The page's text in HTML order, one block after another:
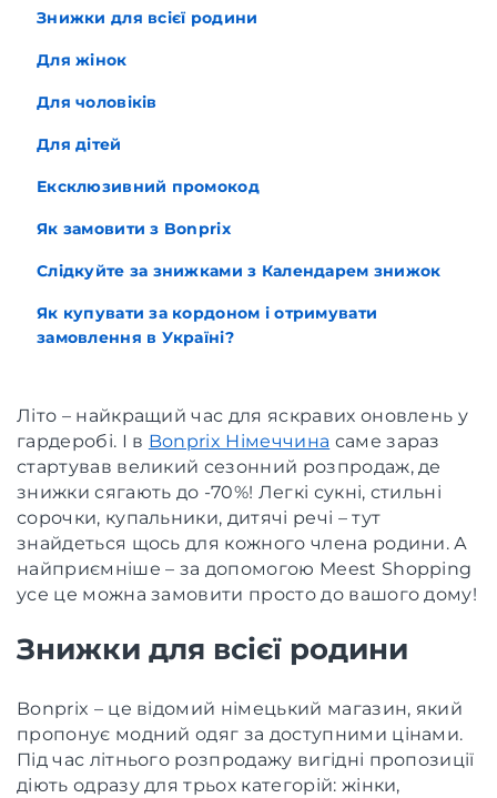
Знижки для всієї родини
Для жінок
Для чоловіків
Для дітей
Ексклюзивний промокод
Як замовити з Bonprix
Слідкуйте за знижками з Календарем знижок
Як купувати за кордоном і отримувати
замовлення в Україні?
Літо – найкращий час для яскравих оновлень у
гардеробі. І в Bonprix Німеччина саме зараз
стартував великий сезонний розпродаж, де
знижки сягають до -70%! Легкі сукні, стильні
сорочки, купальники, дитячі речі – тут
знайдеться щось для кожного члена родини. А
найприємніше – за допомогою Meest Shopping
усе це можна замовити просто до вашого дому!
Знижки для всієї родини
Bonprix – це відомий німецький магазин, який
пропонує модний одяг за доступними цінами.
Під час літнього розпродажу вигідні пропозиції
діють одразу для трьох категорій: жінки,